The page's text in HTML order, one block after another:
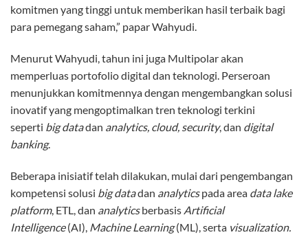
komitmen yang tinggi untuk memberikan hasil terbaik bagi
para pemegang saham,” papar Wahyudi.
Menurut Wahyudi, tahun ini juga Multipolar akan
memperluas portofolio digital dan teknologi. Perseroan
menunjukkan komitmennya dengan mengembangkan solusi
inovatif yang mengoptimalkan tren teknologi terkini
seperti big datadan analytics, cloud, security, dan digital
banking.
Beberapa inisiatif telah dilakukan, mulai dari pengembangan
kompetensi solusi big datadan analyticspada area data lake
platform, ETL, dan analyticsberbasis Artificial
Intelligence(AI), Machine Learning(ML), serta visualization.